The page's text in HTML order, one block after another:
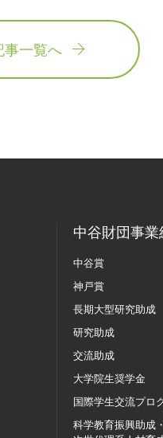
事一覧へ
中谷財団事業
中谷賞
神戸賞
長期大型研究助成
研究助成
交流助成
大学院生奨学金
国際学生交流プロ
科学教育振興助成・